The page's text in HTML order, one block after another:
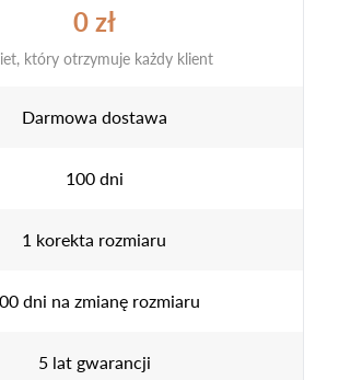
0 zł
który otrzymuje każdy klient
Darmowa dostawa
100 dni
1 korekta rozmiaru
dni na zmianę rozmiaru
5 lat gwarancji